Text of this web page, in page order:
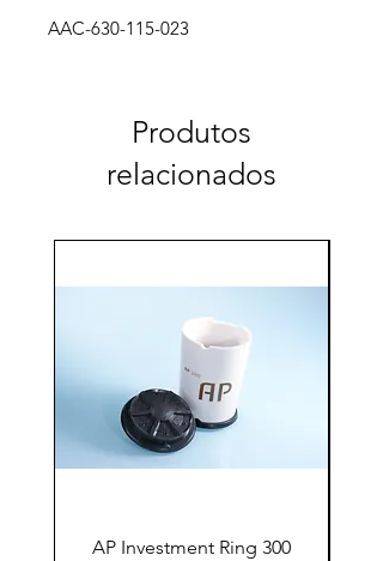
AAC-630-115-023
Produtos
relacionados
AP Investment Ring 300